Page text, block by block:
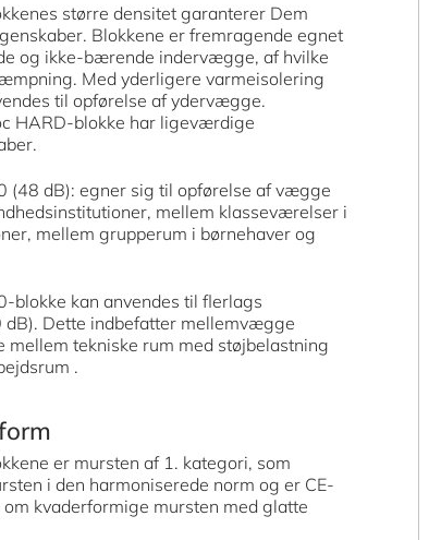
større densitet garanterer Dem
Blokkene er fremragende egnet
og ikke-bærende indervægge, af hvilke
Med yderligere varmeisolering
til opførelse af ydervægge.
HARD-blokke har ligeværdige
(48 dB): egner sig til opførelse af vægge
mellem klasseværelser i
mellem grupperum i børnehaver og
blokke kan anvendes til flerlags
Dette indbefatter mellemvægge
tekniske rum med støjbelastning
.
er mursten af 1. kategori, som
i den harmoniserede norm og er CE-
kvaderformige mursten med glatte